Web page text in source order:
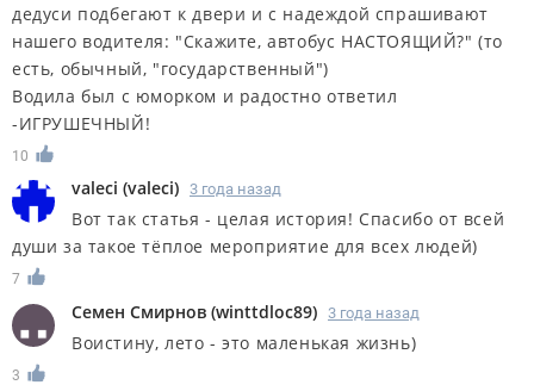
дедуси подбегают к двери и с надеждой спрашивают
нашего водителя: "Скажите, автобус НАСТОЯЩИЙ?" (то
есть, обычный, "государственный")
Водила был с юморком и радостно ответил
-ИГРУШЕЧНЫЙ!
10
valeci (valeci) 3 года назад
Вот так статья - целая история! Спасибо от всей
души за такое тёплое мероприятие для всех людей)
7
Семен Смирнов (winttdloc89) 3 года назад
Воистину, лето - это маленькая жизнь)
3